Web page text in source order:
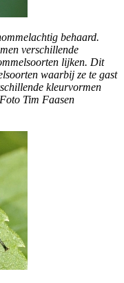
behaard.
verschillende
lijken. Dit
waarbij ze te gast
kleurvormen
Tim Faasen